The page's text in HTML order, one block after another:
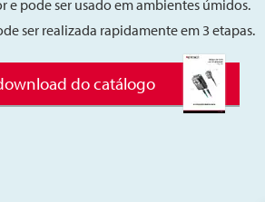
e pode ser usado em ambientes úmidos.
ser realizada rapidamente em 3 etapas.
do catálogo